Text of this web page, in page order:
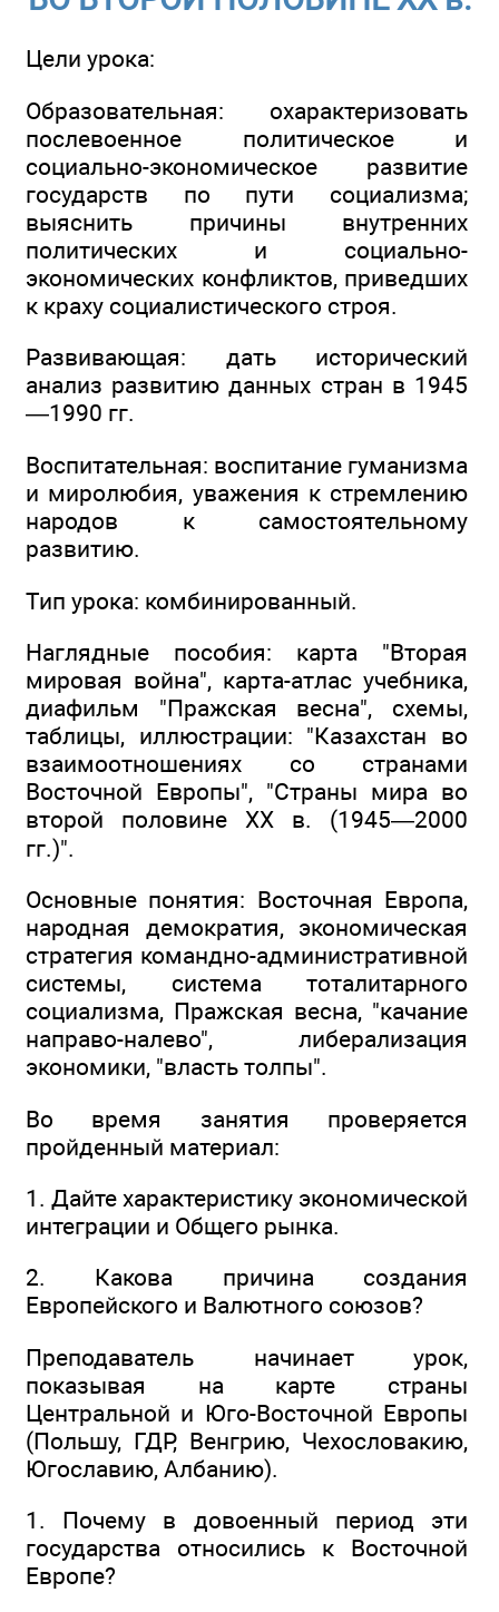
Цели урока:
Образовательная: охарактеризовать
послевоенное политическое и
социально-экономическое развитие
государств по пути социализма;
выяснить причины внутренних
политических и социально-
экономических конфликтов, приведших
к краху социалистического строя.
Развивающая: дать исторический
анализ развитию данных стран в 1945
—1990 гг.
Воспитательная: воспитание гуманизма
и миролюбия, уважения к стремлению
народов к самостоятельному
развитию.
Тип урока: комбинированный.
Наглядные пособия: карта "Вторая
мировая война", карта-атлас учебника,
диафильм "Пражская весна", схемы,
таблицы, иллюстрации: "Казахстан во
взаимоотношениях со странами
Восточной Европы", "Страны мира во
второй половине ХХ в. (1945—2000
гг.)".
Основные понятия: Восточная Европа,
народная демократия, экономическая
стратегия командно-административной
системы, система тоталитарного
социализма, Пражская весна, "качание
направо-налево", либерализация
экономики, "власть толпы".
Во время занятия проверяется
пройденный материал:
1. Дайте характеристику экономической
интеграции и Общего рынка.
2. Какова причина создания
Европейского и Валютного союзов?
Преподаватель начинает урок,
показывая на карте страны
Центральной и Юго-Восточной Европы
(Польшу, ГДР, Венгрию, Чехословакию,
Югославию, Албанию).
1. Почему в довоенный период эти
государства относились к Восточной
Европе?